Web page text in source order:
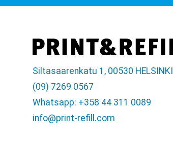
Siltasaarenkatu 1, 00530 HELSINKI
(09) 7269 0567
Whatsapp: +358 44 311 0089
info@print-refill.com